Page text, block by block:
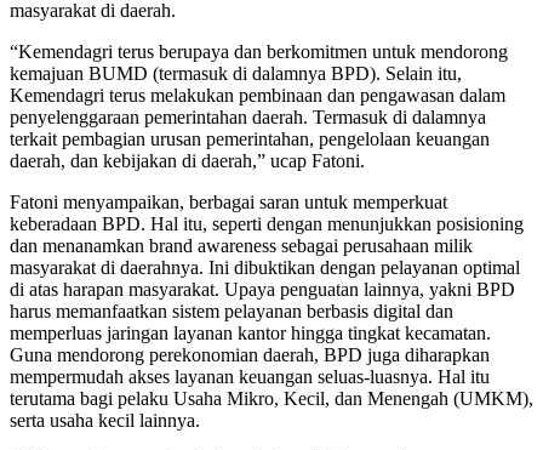
masyarakat di daerah.
“Kemendagri terus berupaya dan berkomitmen untuk mendorong
kemajuan BUMD (termasuk di dalamnya BPD). Selain itu,
Kemendagri terus melakukan pembinaan dan pengawasan dalam
penyelenggaraan pemerintahan daerah. Termasuk di dalamnya
terkait pembagian urusan pemerintahan, pengelolaan keuangan
daerah, dan kebijakan di daerah,” ucap Fatoni.
Fatoni menyampaikan, berbagai saran untuk memperkuat
keberadaan BPD. Hal itu, seperti dengan menunjukkan posisioning
dan menanamkan brand awareness sebagai perusahaan milik
masyarakat di daerahnya. Ini dibuktikan dengan pelayanan optimal
di atas harapan masyarakat. Upaya penguatan lainnya, yakni BPD
harus memanfaatkan sistem pelayanan berbasis digital dan
memperluas jaringan layanan kantor hingga tingkat kecamatan.
Guna mendorong perekonomian daerah, BPD juga diharapkan
mempermudah akses layanan keuangan seluas-luasnya. Hal itu
terutama bagi pelaku Usaha Mikro, Kecil, dan Menengah (UMKM),
serta usaha kecil lainnya.